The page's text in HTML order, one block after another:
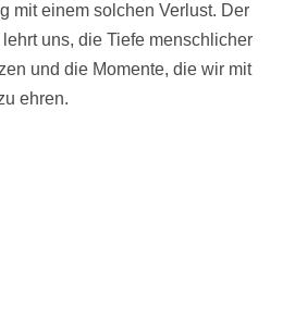
mit einem solchen Verlust. Der
uns, die Tiefe menschlicher
und die Momente, die wir mit
ehren.